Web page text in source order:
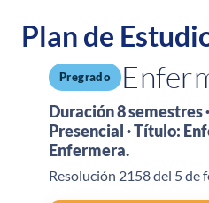
Plan de
Pregrado
Duración 8 semestres
Presencial · Título:
Enfermera.
Resolución 2158 del 5 de